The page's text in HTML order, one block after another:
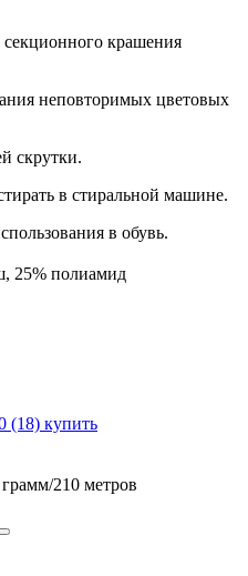
секционного крашения
неповторимых цветовых
скрутки.
в стиральной машине.
в обувь.
25% полиамид
210 метров